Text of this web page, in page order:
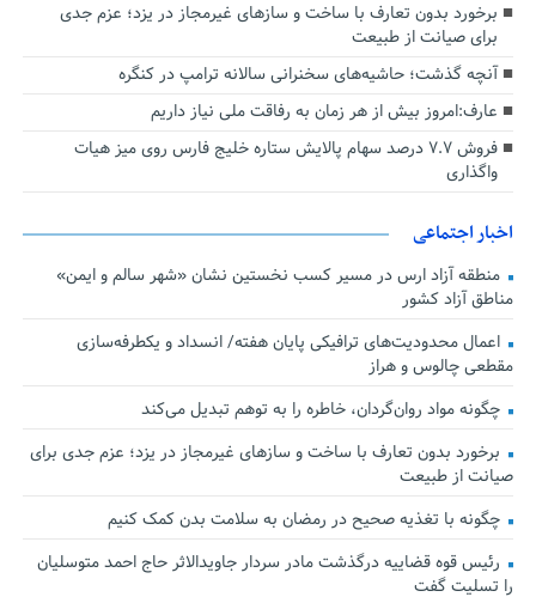
برخورد بدون تعارف با ساخت‌ و سازهای غیرمجاز در یزد؛ عزم جدی
برای صیانت از طبیعت
آنچه گذشت؛ حاشیه‌های سخنرانی سالانه ترامپ در کنگره
عارف:امروز بیش از هر زمان به رفاقت ملی نیاز داریم
فروش ۷.۷ درصد سهام پالایش ستاره خلیج فارس روی میز هیات
واگذاری
اخبار اجتماعی
منطقه آزاد ارس در مسیر کسب نخستین نشان «شهر سالم و ایمن»
مناطق آزاد کشور
اعمال محدودیت‌های ترافیکی پایان هفته/ انسداد و یکطرفه‌سازی
مقطعی چالوس و هراز
چگونه مواد روان‌گردان، خاطره را به توهم تبدیل می‌کند
برخورد بدون تعارف با ساخت‌ و سازهای غیرمجاز در یزد؛ عزم جدی برای
صیانت از طبیعت
چگونه با تغذیه صحیح در رمضان به سلامت بدن کمک کنیم
رئیس قوه قضاییه درگذشت مادر سردار جاویدالاثر حاج احمد متوسلیان
را تسلیت گفت